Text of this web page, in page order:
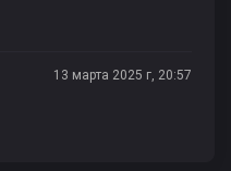
13 марта 2025 г, 20:57